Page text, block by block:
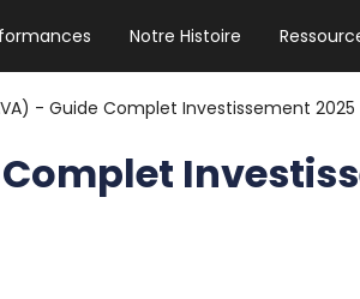
Notre Histoire
HEBDO
crypto dont vous avez besoin
- Guide Complet Investissement